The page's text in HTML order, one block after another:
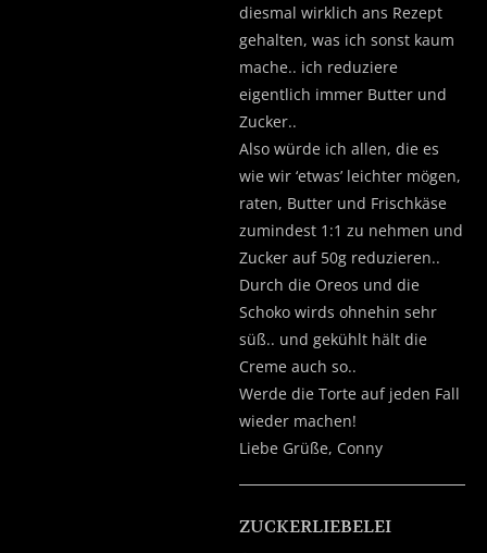
diesmal wirklich ans Rezept
gehalten, was ich sonst kaum
mache.. ich reduziere
eigentlich immer Butter und
Zucker..
Also würde ich allen, die es
wie wir ‘etwas’ leichter mögen,
raten, Butter und Frischkäse
zumindest 1:1 zu nehmen und
Zucker auf 50g reduzieren..
Durch die Oreos und die
Schoko wirds ohnehin sehr
süß.. und gekühlt hält die
Creme auch so..
Werde die Torte auf jeden Fall
wieder machen!
Liebe Grüße, Conny
ZUCKERLIEBELEI